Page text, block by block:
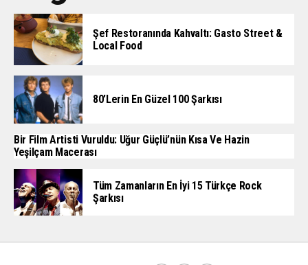
Şef Restoranında Kahvaltı: Gasto Street &
Local Food
80’lerin En Güzel 100 Şarkısı
Bir Film Artisti Vuruldu: Uğur Güçlü’nün Kısa Ve Hazin
Yeşilçam Macerası
Tüm Zamanların En İyi 15 Türkçe Rock
Şarkısı